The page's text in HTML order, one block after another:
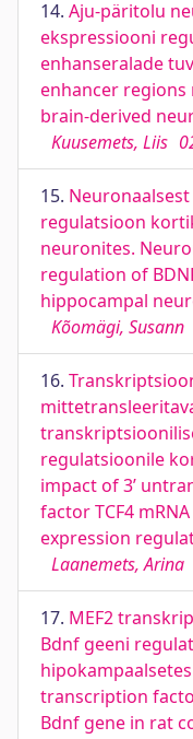
14. Aju-päritolu
ekspressiooni
enhanseralade
enhancer
brain-derived
Kuusemets, Liis
15.
regulatsioon
neuronites.
regulation of
hippocampal
Kõomägi, Susann
16.
regulatsioonile
impact of 3’
factor TCF4
expression
Laanemets, Arina
17. MEF2
Bdnf geeni
transcription
Bdnf gene in rat